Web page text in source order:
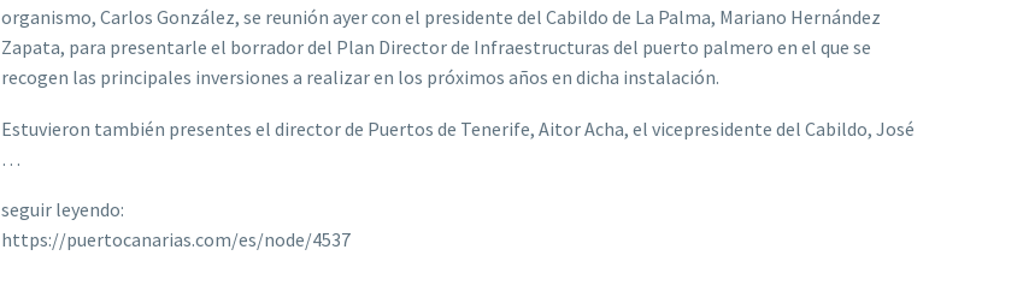
organismo, Carlos González, se reunión ayer con el presidente del Cabildo de La Palma, Mariano Hernández
Zapata, para presentarle el borrador del Plan Director de Infraestructuras del puerto palmero en el que se
recogen las principales inversiones a realizar en los próximos años en dicha instalación.
Estuvieron también presentes el director de Puertos de Tenerife, Aitor Acha, el vicepresidente del Cabildo, José
…
seguir leyendo:
https://puertocanarias.com/es/node/4537